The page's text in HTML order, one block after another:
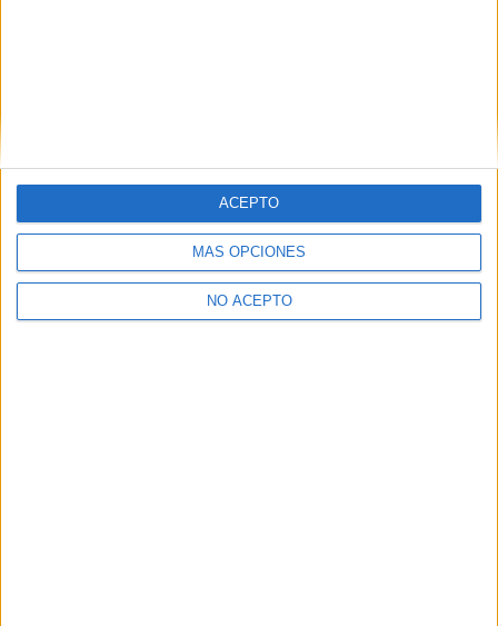
MÁS OPCIONES
NO ACEPTO
ACEPTO
Y como regalo de agradecimiento, por registrarte te daremos
gratis una copia de nuestro ebook con 100 consejos para tu
primer año de universidad